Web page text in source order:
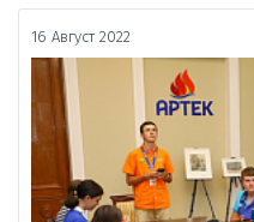
16 Август 2022